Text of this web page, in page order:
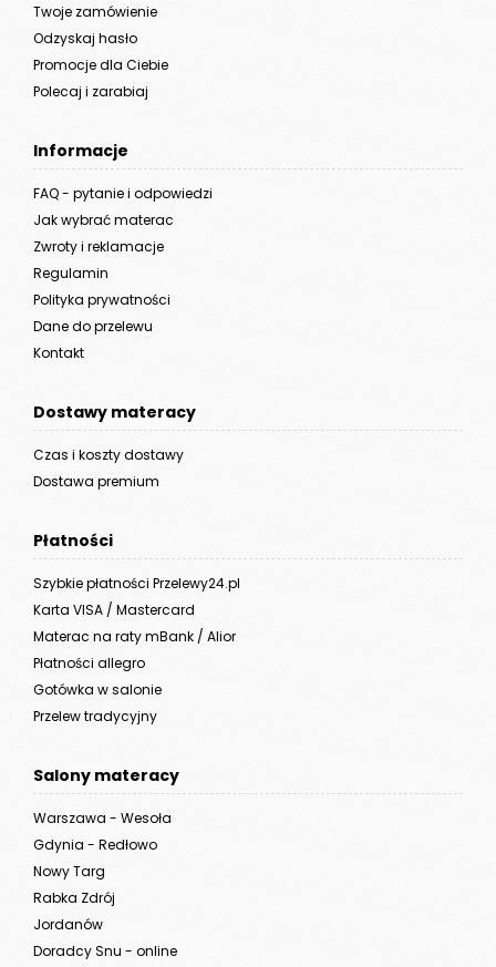
Twoje zamówienie
Odzyskaj hasło
Promocje dla Ciebie
Polecaj i zarabiaj
Informacje
FAQ - pytanie i odpowiedzi
Jak wybrać materac
Zwroty i reklamacje
Regulamin
Polityka prywatności
Dane do przelewu
Kontakt
Dostawy materacy
Czas i koszty dostawy
Dostawa premium
Płatności
Szybkie płatności Przelewy24.pl
Karta VISA / Mastercard
Materac na raty mBank / Alior
Płatności allegro
Gotówka w salonie
Przelew tradycyjny
Salony materacy
Warszawa - Wesoła
Gdynia - Redłowo
Nowy Targ
Rabka Zdrój
Jordanów
Doradcy Snu - online